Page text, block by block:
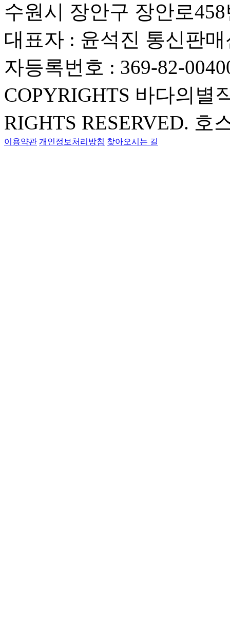
수원시 장안구 장안로
대표자 : 윤석진 통신판
자등록번호 : 369-82-
COPYRIGHTS 바다의별
RIGHTS RESERVED. 호
이용약관 개인정보처리방침 찾아오시는 길